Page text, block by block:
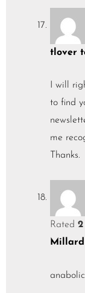
tlover
I will
to find
me
Thanks.
Rated 2
Millard